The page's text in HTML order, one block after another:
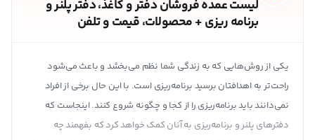
لیست عمده فروشان دفتر و کاغذ، دفتر پلنر و
برنامه ریزی + محصولات، قیمت و تلفن
یکی از روش‌هایی که به زندگی شما نظم می‌بخشد و باعث می‌شود
راحت‌تر به اهدافتان برسید برنامه‌ریزی است. با این حال برخی از افراد
نمی‌دانند باید برنامه‌ریزی را از کجا و چگونه شروع کنند. اینجاست که
دفترهای پلنر و برنامه‌ریزی به آنان کمک خواهد کرد که بفهمند چه